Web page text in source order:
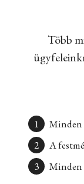
Több
Minden
A
Minden